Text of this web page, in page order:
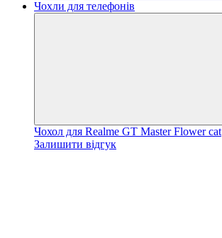
Чохол для Realme GT Master Flower cat
Залишити відгук